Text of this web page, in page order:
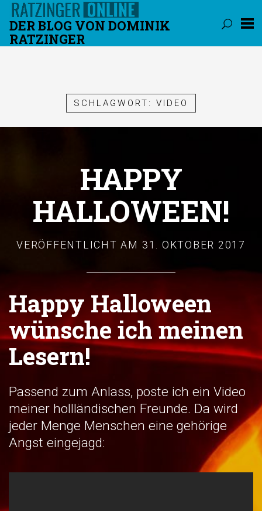
DER BLOG VON DOMINIK
RATZINGER
SCHLAGWORT:VIDEO
HAPPY
HALLOWEEN!
VERÖFFENTLICHT AM 31. OKTOBER 2017
Happy Halloween
wünsche ich meinen
Lesern!
Passend zum Anlass, poste ich ein Video
meiner hollländischen Freunde. Da wird
jeder Menge Menschen eine gehörige
Angst eingejagd: